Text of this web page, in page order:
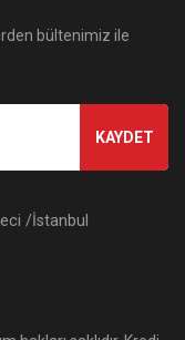
bültenimiz ile
KAYDET
/İstanbul